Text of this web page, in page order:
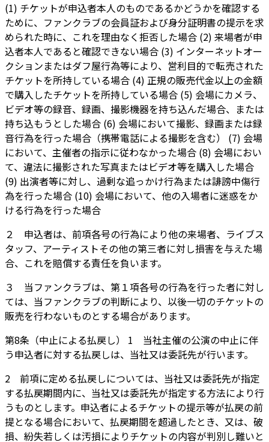
(1) チケットが申込者本人のものであるかどうかを確認する
ために、ファンクラブの会員証および身分証明書の提示を求
められた時に、これを理由なく拒否した場合 (2) 来場者が申
込者本人であると確認できない場合 (3) インターネットオー
クションまたはダフ屋行為等により、営利目的で転売された
チケットを所持している場合 (4) 正規の販売代金以上の金額
で購入したチケットを所持している場合 (5) 会場にカメラ、
ビデオ等の録音、録画、撮影機器を持ち込んだ場合、または
持ち込もうとした場合 (6) 会場において撮影、録画または録
音行為を行った場合（携帯電話による撮影を含む） (7) 会場
において、主催者の指示に従わなかった場合 (8) 会場におい
て、違法に撮影された写真またはビデオ等を購入した場合
(9) 出演者等に対し、過剰な追っかけ行為または誹謗中傷行
為を行った場合 (10) 会場において、他の入場者に迷惑をか
ける行為を行った場合
２ 申込者は、前項各号の行為により他の来場者、ライブス
タッフ、アーティストその他の第三者に対し損害を与えた場
合、これを賠償する責任を負います。
３ 当ファンクラブは、第１項各号の行為を行った者に対し
ては、当ファンクラブの判断により、以後一切のチケットの
販売を行わないものとする場合があります。
第8条（中止による払戻し） 1 当社主催の公演の中止に伴
う申込者に対する払戻しは、当社又は委託先が行います。
2 前項に定める払戻しについては、当社又は委託先が指定
する払戻期間内に、当社又は委託先が指定する方法により行
うものとします。申込者によるチケットの提示等が払戻の前
提となる場合において、払戻期間を超過したとき、又は、破
損、紛失若しくは汚損によりチケットの内容が判別し難いと